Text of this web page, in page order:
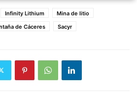
Infinity Lithium
Mina de litio
de Cáceres
Sacyr